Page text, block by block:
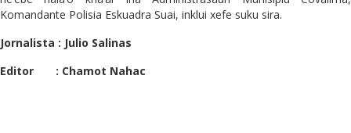
Komandante Polisia Eskuadra Suai, inklui xefe suku sira.
Jornalista : Julio Salinas
Editor : Chamot Nahac